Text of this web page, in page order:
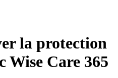
la protection
Wise Care 365